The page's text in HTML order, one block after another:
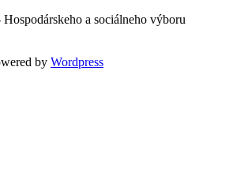
a sociálneho výboru
by Wordpress